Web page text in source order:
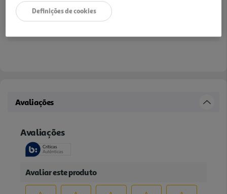
29,89 €
Avaliações
Definições de cookies